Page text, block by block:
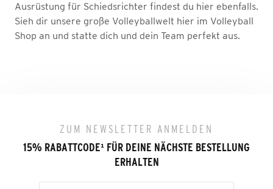
Ausrüstung für Schiedsrichter findest du hier ebenfalls.
Sieh dir unsere große Volleyballwelt hier im Volleyball
Shop an und statte dich und dein Team perfekt aus.
ZUM NEWSLETTER ANMELDEN
15% RABATTCODE¹ FÜR DEINE NÄCHSTE BESTELLUNG
ERHALTEN